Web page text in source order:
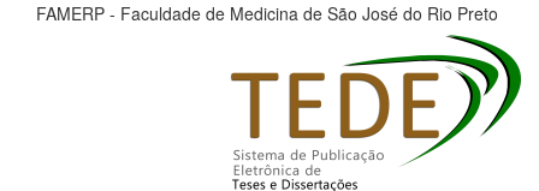
FAMERP - Faculdade de Medicina de São José do Rio Preto